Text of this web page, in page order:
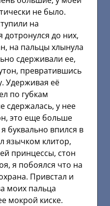
не было.
на
дотронулся до них,
на пальцы хлынула
сдерживали ее,
превратившись
Удерживая её
по губкам
сдержалась, у нее
это еще больше
буквально впился в
язычком клитор,
принцессы, стон
я побоялся что на
Привстал и
моих пальца
мокрой киске.